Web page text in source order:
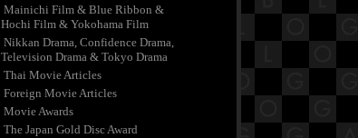
Mainichi Film & Blue Ribbon &
Hochi Film & Yokohama Film
Nikkan Drama, Confidence Drama,
Television Drama & Tokyo Drama
Thai Movie Articles
Foreign Movie Articles
Movie Awards
The Japan Gold Disc Award